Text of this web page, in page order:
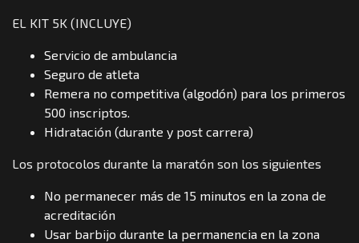
EL KIT 5K (INCLUYE)
Servicio de ambulancia
Seguro de atleta
Remera no competitiva (algodón) para los primeros
500 inscriptos.
Hidratación (durante y post carrera)
Los protocolos durante la maratón son los siguientes
No permanecer más de 15 minutos en la zona de
acreditación
Usar barbijo durante la permanencia en la zona